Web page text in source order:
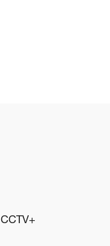
CCTV+